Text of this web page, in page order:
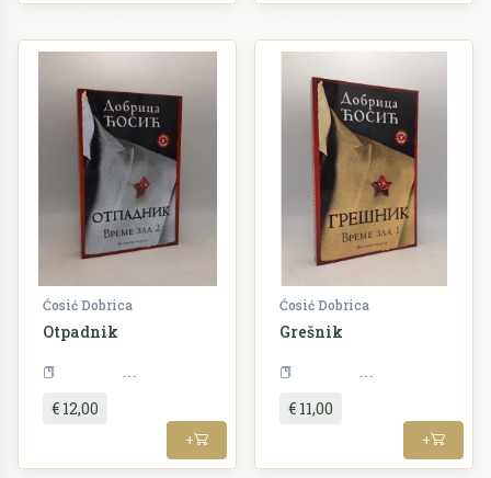
Ćosić Dobrica
Otpadnik
€ 12,00
+
Ćosić Dobrica
Grešnik
€ 11,00
+